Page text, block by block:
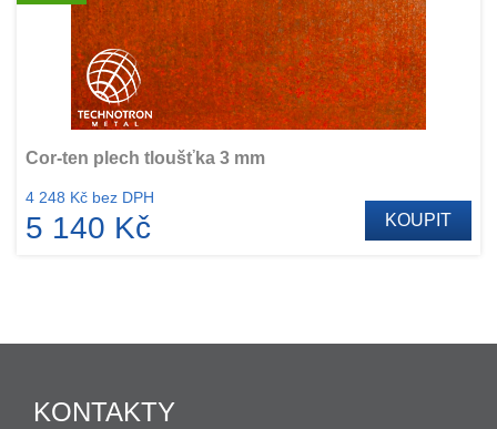
Cor-ten plech tloušťka 3 mm
4 248 Kč bez DPH
5 140 Kč KOUPIT
KONTAKTY